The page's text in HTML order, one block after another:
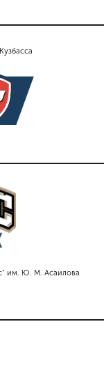
им. Ю. М. Асаилова